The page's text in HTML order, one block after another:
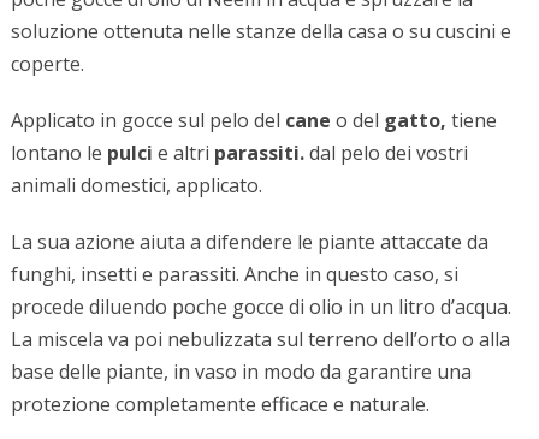
soluzione ottenuta nelle stanze della casa o su cuscini e
coperte.
Applicato in gocce sul pelo del cane o del gatto, tiene
lontano le pulci e altri parassiti.dal pelo dei vostri
animali domestici, applicato.
La sua azione aiuta a difendere le piante attaccate da
funghi, insetti e parassiti. Anche in questo caso, si
procede diluendo poche gocce di olio in un litro d’acqua.
La miscela va poi nebulizzata sul terreno dell’orto o alla
base delle piante, in vaso in modo da garantire una
protezione completamente efficace e naturale.